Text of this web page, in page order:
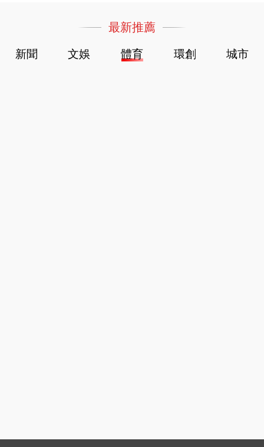
最新推薦
新聞 文娛 體育 環創 城市